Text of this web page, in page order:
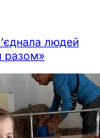
людей
разом»